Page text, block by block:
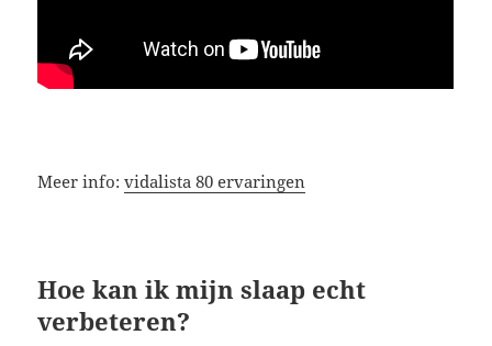
Meer info:vidalista 80 ervaringen
Hoe kan ik mijn slaap echt
verbeteren?